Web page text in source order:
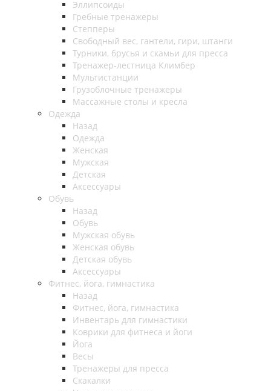
Эллипсоиды
Гребные тренажеры
Степперы
Свободный вес, гантели, гири, штанги
Турники, брусья и скамьи для пресса
Тренажер-лестница Климбер
Мультистанции
Грузоблочные тренажеры
Массажные столы и кресла
Одежда
Назад
Одежда
Женская
Мужская
Детская
Аксессуары
Обувь
Назад
Обувь
Мужская обувь
Женская обувь
Детская обувь
Аксессуары
Фитнес, йога, гимнастика
Назад
Фитнес, йога, гимнастика
Инвентарь для гимнастики
Коврики для фитнеса и йоги
Йога
Весы
Тренажеры для пресса
Скакалки